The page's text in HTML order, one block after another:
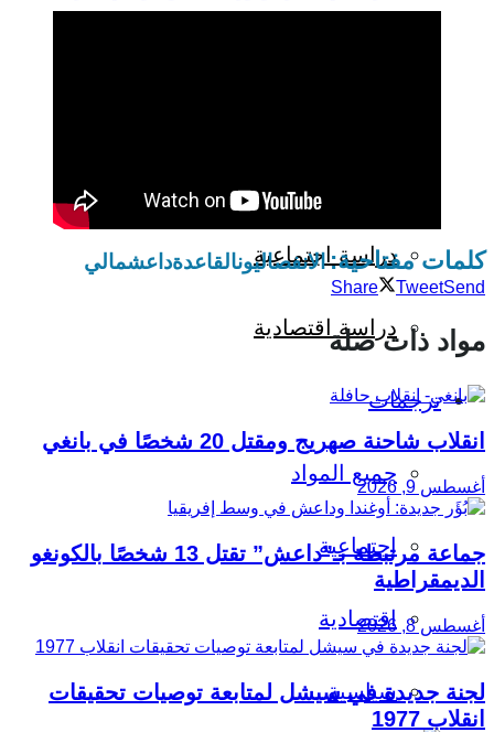
دراسة اجتماعية
دراسة اقتصادية
ترجمات
جميع المواد
اجتماعية
اقتصادية
سياسية
كلمات مفتاحية:الانفصاليونالقاعدةداعشمالي
Share TweetSend
مواد ذات صلة
انقلاب شاحنة صهريج ومقتل 20 شخصًا في بانغي
أغسطس 9, 2026
جماعة مرتبطة بـ”داعش” تقتل 13 شخصًا بالكونغو
الديمقراطية
أغسطس 8, 2026
لجنة جديدة في سيشل لمتابعة توصيات تحقيقات
انقلاب 1977